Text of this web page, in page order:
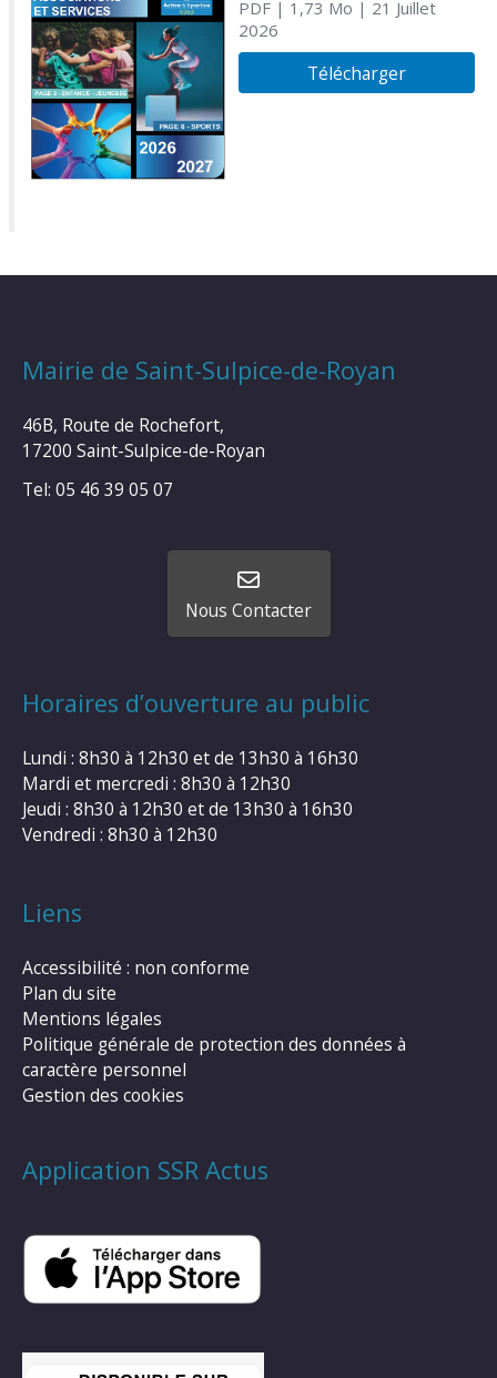
PDF| 1,73 Mo | 21 Juillet
2026
Télécharger
Mairie de Saint-Sulpice-de-Royan
46B, Route de Rochefort,
17200 Saint-Sulpice-de-Royan
Tel: 05 46 39 05 07
Nous Contacter
Horaires d’ouverture au public
Lundi : 8h30 à 12h30 et de 13h30 à 16h30
Mardi et mercredi : 8h30 à 12h30
Jeudi : 8h30 à 12h30 et de 13h30 à 16h30
Vendredi : 8h30 à 12h30
Liens
Accessibilité : non conforme
Plan du site
Mentions légales
Politique générale de protection des données à
caractère personnel
Gestion des cookies
Application SSR Actus